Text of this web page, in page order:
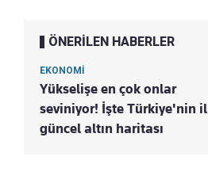
ÖNERİLEN HABERLER
EKONOMİ
Yükselişe en çok onlar
seviniyor! İşte Türkiye'nin
güncel altın haritası